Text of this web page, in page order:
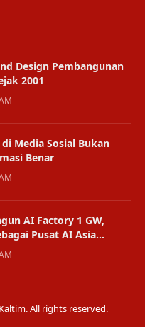
Design Pembangunan
2001
di Media Sosial Bukan
Benar
AI Factory 1 GW,
Pusat AI Asia
All rights reserved.